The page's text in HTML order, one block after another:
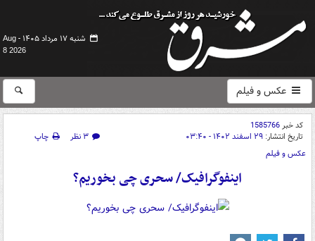
شنبه ۱۷ مرداد ۱۴۰۵ -
Aug
8 2026
عکس و فیلم
کد خبر1585766
تاریخ انتشار: ۲۹ اسفند ۱۴۰۲ - ۰۳:۴۰ ۳ نظر
چاپ
عکس و فیلم
اینفوگرافیک/ سحری چی بخوریم؟